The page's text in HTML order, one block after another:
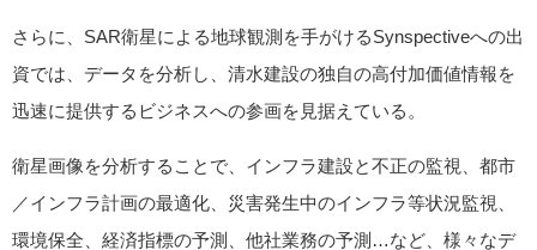
さらに、SAR衛星による地球観測を手がけるSynspectiveへの出
資では、データを分析し、清水建設の独自の高付加価値情報を
迅速に提供するビジネスへの参画を見据えている。
衛星画像を分析することで、インフラ建設と不正の監視、都市
／インフラ計画の最適化、災害発生中のインフラ等状況監視、
環境保全、経済指標の予測、他社業務の予測…など、様々なデ